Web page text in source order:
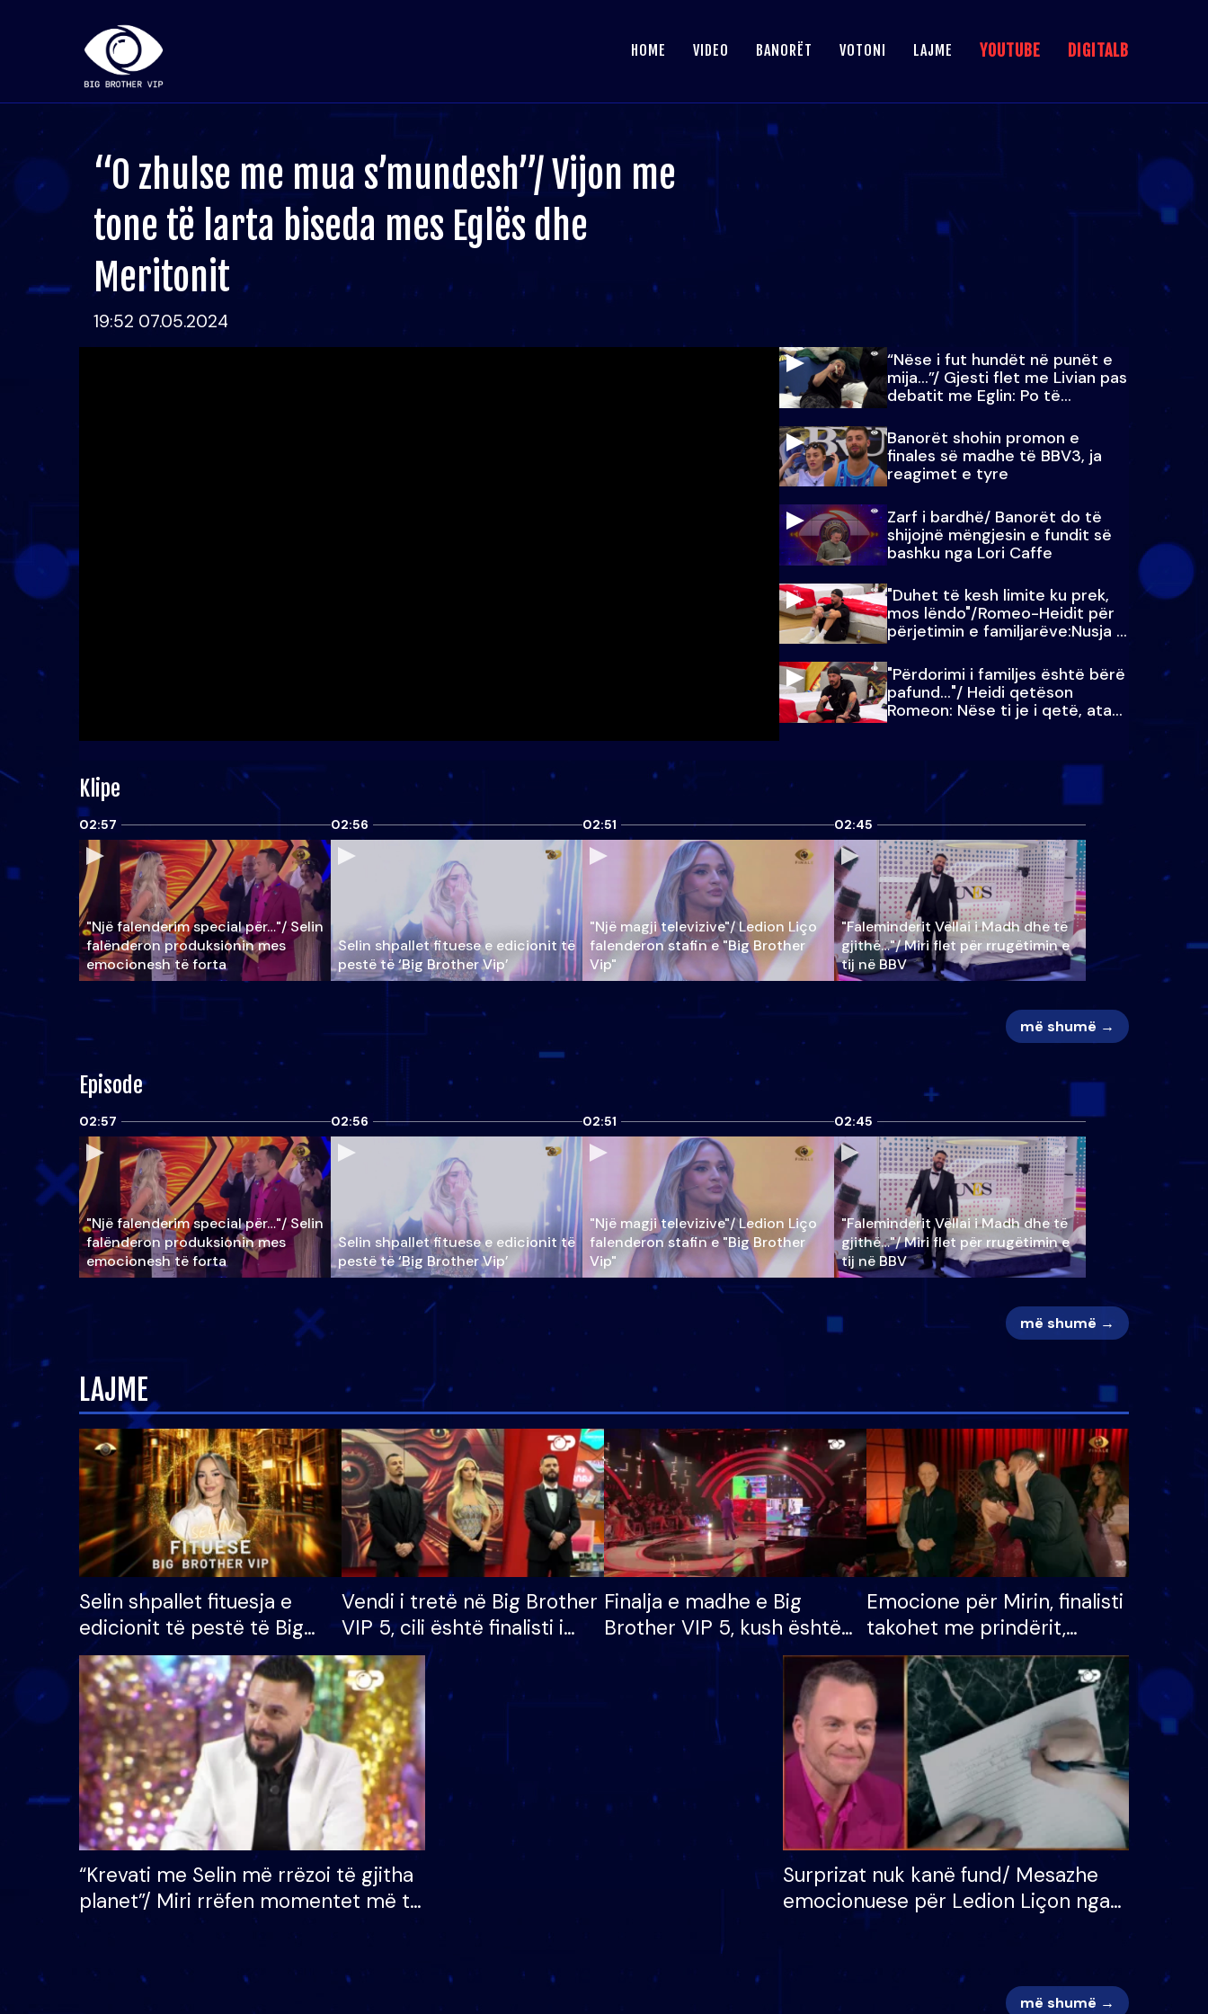
HOME VIDEO BANORËT VOTONI LAJME YOUTUBE DIGITALB
“O zhulse me mua s’mundesh”/ Vijon me
tone të larta biseda mes Eglës dhe
Meritonit
19:52 07.05.2024
“Nëse i fut hundët në punët e
mija…”/ Gjesti flet me Livian pas
debatit me Eglin: Po të
paralajmëroj
Banorët shohin promon e
finales së madhe të BBV3, ja
reagimet e tyre
Zarf i bardhë/ Banorët do të
shijojnë mëngjesin e fundit së
bashku nga Lori Caffe
"Duhet të kesh limite ku prek,
mos lëndo"/Romeo-Heidit për
përjetimin e familjarëve:Nusja e
Julit…
"Përdorimi i familjes është bërë
pafund…"/ Heidi qetëson
Romeon: Nëse ti je i qetë, ata
qetësohen
Klipe
02:57
"Një falenderim special për…"/ Selin
falënderon produksionin mes
emocionesh të forta
02:56
Selin shpallet fituese e edicionit të
pestë të ‘Big Brother Vip’
02:51
"Një magji televizive"/ Ledion Liço
falenderon stafin e "Big Brother
Vip"
02:45
"Faleminderit Vëllai i Madh dhe të
gjithë…"/ Miri flet për rrugëtimin e
tij në BBV
më shumë →
Episode
02:57
"Një falenderim special për…"/ Selin
falënderon produksionin mes
emocionesh të forta
02:56
Selin shpallet fituese e edicionit të
pestë të ‘Big Brother Vip’
02:51
"Një magji televizive"/ Ledion Liço
falenderon stafin e "Big Brother
Vip"
02:45
"Faleminderit Vëllai i Madh dhe të
gjithë…"/ Miri flet për rrugëtimin e
tij në BBV
më shumë →
LAJME
Selin shpallet fituesja e
edicionit të pestë të Big
Brother VIP, rrëmben
çmimin e madh prej 100
mijë eurosh
Vendi i tretë në Big Brother
VIP 5, cili është finalisti i
radhës që lë shtëpinë
Finalja e madhe e Big
Brother VIP 5, kush është
banori i parë që lë shtëpinë
dhe humb mundësinë për
të fituar çmimin e madh
Emocione për Mirin, finalisti
takohet me prindërit,
vajzën dhe bashkëshorten:
S’kemi ndonjë letër divorci
apo jo?
“Krevati me Selin më rrëzoi të gjitha
planet”/ Miri rrëfen momentet më të
bukura në shtëpinë e BB VIP: Do më
Surprizat nuk kanë fund/ Mesazhe
emocionuese për Ledion Liçon nga
nëna dhe fëmijët e tij, moderatori
më shumë →